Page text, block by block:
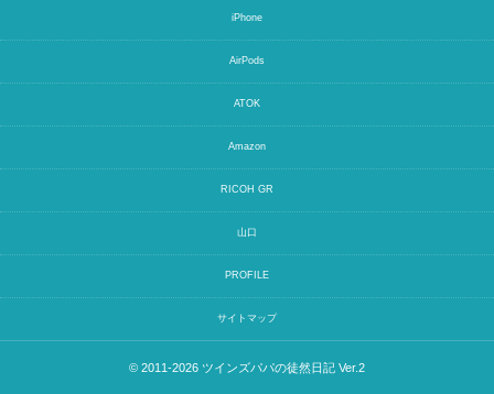
iPhone
AirPods
ATOK
Amazon
RICOH GR
山口
PROFILE
サイトマップ
© 2011-2026 ツインズパパの徒然日記 Ver.2